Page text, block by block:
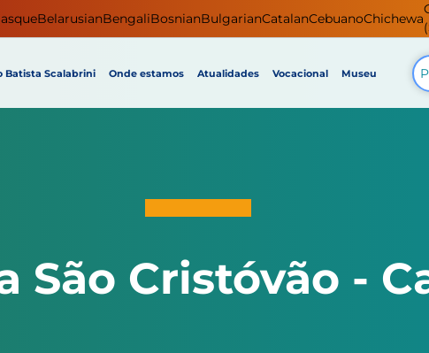
BelarusianBengaliBosnianBulgarianCatalanCebuanoChichewa
Batista Scalabrini Onde estamos Atualidades Vocacional Museu
São Cristóvão -